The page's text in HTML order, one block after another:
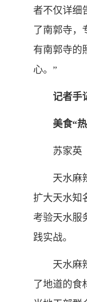
者不仅详细
了南郭寺，
有南郭寺的
心。”
记者手
美食“热
苏家英
天水麻辣
扩大天水知
考验天水服
践实战。
天水麻辣
了地道的食